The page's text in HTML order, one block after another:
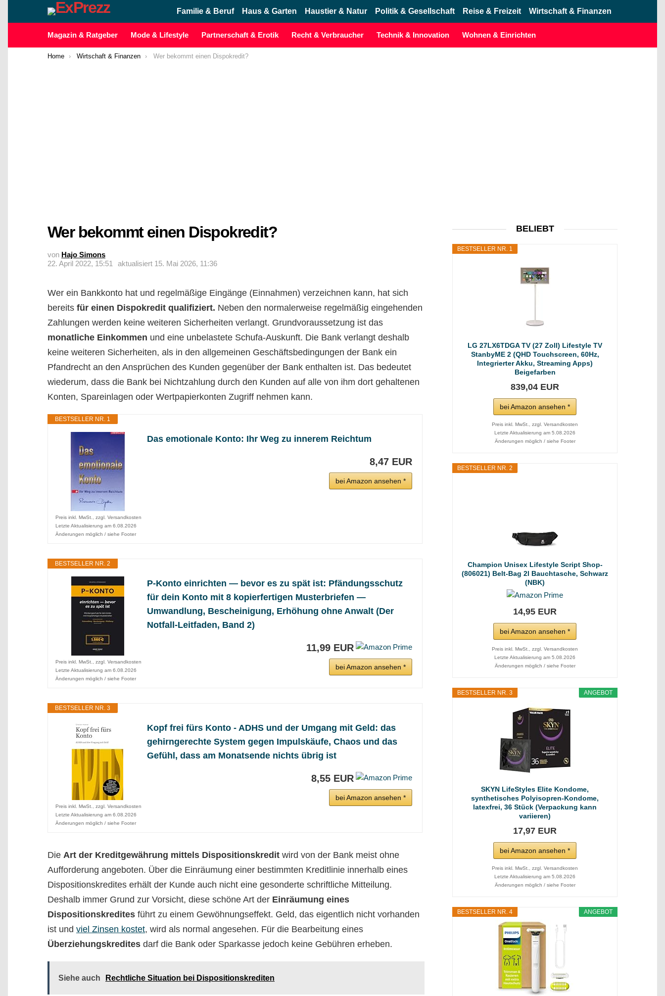
Familie & Beruf Haus & Garten Haustier & Natur Politik & Gesellschaft Reise & Freizeit Wirtschaft & Finanzen
Magazin & Ratgeber Mode & Lifestyle Partnerschaft & Erotik Recht & Verbraucher Technik & Innovation Wohnen & Einrichten
You are here:
Home Wirtschaft & Finanzen Wer bekommt einen Dispokredit?
Wer bekommt einen Dispokredit?
von Hajo Simons
22. April 2022, 15:51
aktualisiert 15. Mai 2026, 11:36
Wer ein Bankkonto hat und regelmäßige Eingänge (Einnahmen) verzeichnen kann, hat sich
bereits für einen Dispokredit qualifiziert. Neben den normalerweise regelmäßig eingehenden
Zahlungen werden keine weiteren Sicherheiten verlangt. Grundvoraussetzung ist das
monatliche Einkommen und eine unbelastete Schufa-Auskunft. Die Bank verlangt deshalb
keine weiteren Sicherheiten, als in den allgemeinen Geschäftsbedingungen der Bank ein
Pfandrecht an den Ansprüchen des Kunden gegenüber der Bank enthalten ist. Das bedeutet
wiederum, dass die Bank bei Nichtzahlung durch den Kunden auf alle von ihm dort gehaltenen
Konten, Spareinlagen oder Wertpapierkonten Zugriff nehmen kann.
BESTSELLER NR. 1
Das emotionale Konto: Ihr Weg zu innerem Reichtum
8,47 EUR
bei Amazon ansehen *
Preis inkl. MwSt., zzgl. Versandkosten
Letzte Aktualisierung am 6.08.2026
Änderungen möglich / siehe Footer
BESTSELLER NR. 2
P-Konto einrichten — bevor es zu spät ist: Pfändungsschutz
für dein Konto mit 8 kopierfertigen Musterbriefen —
Umwandlung, Bescheinigung, Erhöhung ohne Anwalt (Der
Notfall-Leitfaden, Band 2)
11,99 EUR
bei Amazon ansehen *
Preis inkl. MwSt., zzgl. Versandkosten
Letzte Aktualisierung am 6.08.2026
Änderungen möglich / siehe Footer
BESTSELLER NR. 3
Kopf frei fürs Konto - ADHS und der Umgang mit Geld: das
gehirngerechte System gegen Impulskäufe, Chaos und das
Gefühl, dass am Monatsende nichts übrig ist
8,55 EUR
bei Amazon ansehen *
Preis inkl. MwSt., zzgl. Versandkosten
Letzte Aktualisierung am 6.08.2026
Änderungen möglich / siehe Footer
Die Art der Kreditgewährung mittels Dispositionskredit wird von der Bank meist ohne
Aufforderung angeboten. Über die Einräumung einer bestimmten Kreditlinie innerhalb eines
Dispositionskredites erhält der Kunde auch nicht eine gesonderte schriftliche Mitteilung.
Deshalb immer Grund zur Vorsicht, diese schöne Art der Einräumung eines
Dispositionskredites führt zu einem Gewöhnungseffekt. Geld, das eigentlich nicht vorhanden
ist und viel Zinsen kostet, wird als normal angesehen. Für die Bearbeitung eines
Überziehungskredites darf die Bank oder Sparkasse jedoch keine Gebühren erheben.
Siehe auch Rechtliche Situation bei Dispositionskrediten
BELIEBT
BESTSELLER NR. 1
LG 27LX6TDGA TV (27 Zoll) Lifestyle TV
StanbyME 2 (QHD Touchscreen, 60Hz,
Integrierter Akku, Streaming Apps)
Beigefarben
839,04 EUR
bei Amazon ansehen *
Preis inkl. MwSt., zzgl. Versandkosten
Letzte Aktualisierung am 5.08.2026
Änderungen möglich / siehe Footer
BESTSELLER NR. 2
Champion Unisex Lifestyle Script Shop-
(806021) Belt-Bag 2l Bauchtasche, Schwarz
(NBK)
14,95 EUR
bei Amazon ansehen *
Preis inkl. MwSt., zzgl. Versandkosten
Letzte Aktualisierung am 5.08.2026
Änderungen möglich / siehe Footer
ANGEBOT
BESTSELLER NR. 3
SKYN LifeStyles Elite Kondome,
synthetisches Polyisopren-Kondome,
latexfrei, 36 Stück (Verpackung kann
variieren)
17,97 EUR
bei Amazon ansehen *
Preis inkl. MwSt., zzgl. Versandkosten
Letzte Aktualisierung am 5.08.2026
Änderungen möglich / siehe Footer
ANGEBOT
BESTSELLER NR. 4